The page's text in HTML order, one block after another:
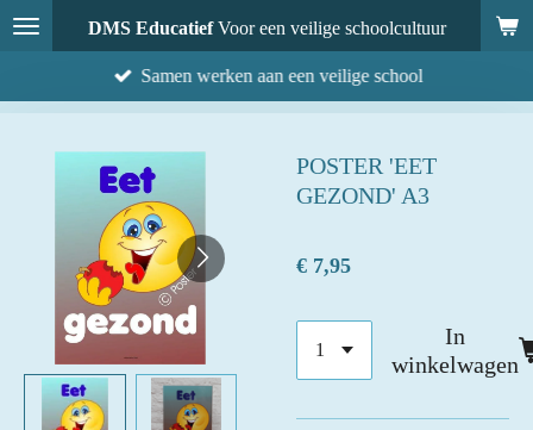
Ga
direct
DMS EducatiefVoor een veilige schoolcultuur
Samen werken aan een veilige school
POSTER 'EET
GEZOND' A3
€ 7,95
In
winkelwagen